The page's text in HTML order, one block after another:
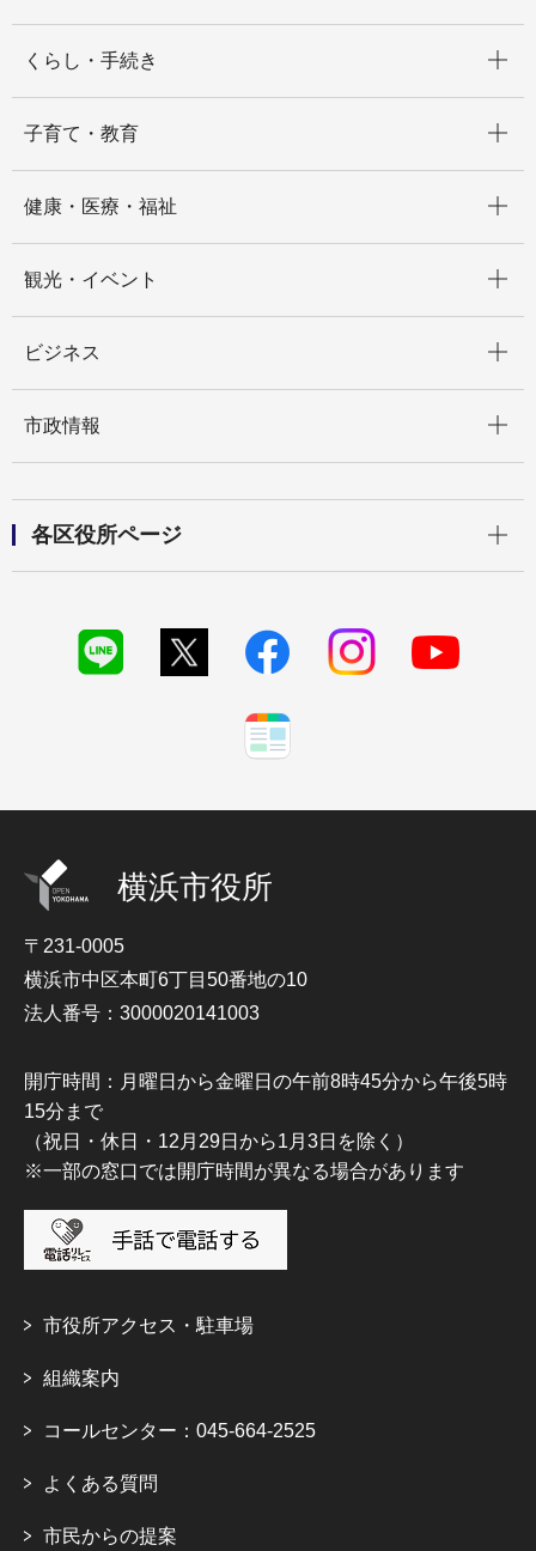
くらし・手続き
子育て・教育
健康・医療・福祉
観光・イベント
ビジネス
市政情報
各区役所ページ
横浜市役所
〒231-0005
横浜市中区本町6丁目50番地の10
法人番号：3000020141003
開庁時間：月曜日から金曜日の午前8時45分から午後5時
15分まで
（祝日・休日・12月29日から1月3日を除く）
※一部の窓口では開庁時間が異なる場合があります
市役所アクセス・駐車場
組織案内
コールセンター：045-664-2525
よくある質問
市民からの提案